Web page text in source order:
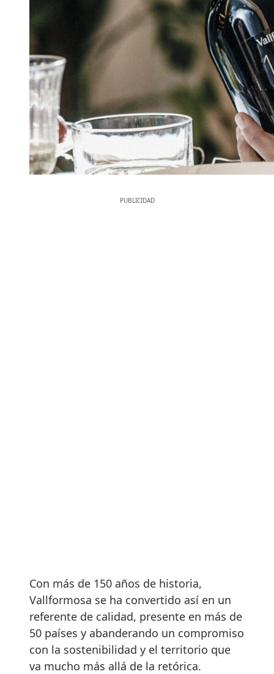
Con más de 150 años de historia,
Vallformosa se ha convertido así en un
referente de calidad, presente en más de
50 países y abanderando un compromiso
con la sostenibilidad y el territorio que
va mucho más allá de la retórica.